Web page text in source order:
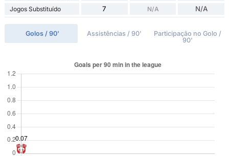
Jogos Substituído 7 N/A N/A
Golos / 90' Assistências / 90'
Participação no Golo /
90'